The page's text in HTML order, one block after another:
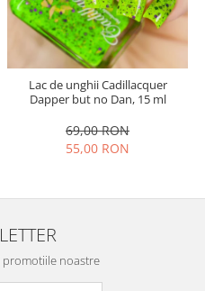
Lac de unghii Cadillacquer
Dapper but no Dan, 15 ml
69,00 RON
55,00 RON
promotiile noastre